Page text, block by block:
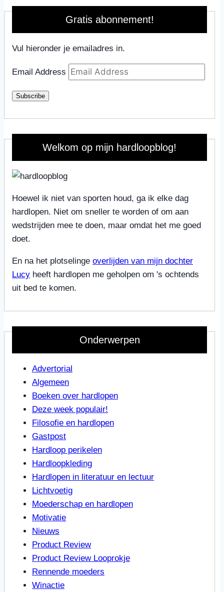
Gratis abonnement!
Vul hieronder je emailadres in.
Email Address
Subscribe
Welkom op mijn hardloopblog!
Hoewel ik niet van sporten houd, ga ik elke dag
hardlopen. Niet om sneller te worden of om aan
wedstrijden mee te doen, maar omdat het me goed
doet.
En na het plotselinge overlijden van mijn dochter
Lucy heeft hardlopen me geholpen om 's ochtends
uit bed te komen.
Onderwerpen
Advertorial
Algemeen
Boeken over hardlopen
Deze week populair!
Filosofie en hardlopen
Gastpost
Hardloop perikelen
Hardloopkleding
Hardlopen in literatuur en lectuur
Lichtvoetig
Moederschap en hardlopen
Motivatie
Nieuws
Product Review
Product Review Looprokje
Rennende moeders
Winactie